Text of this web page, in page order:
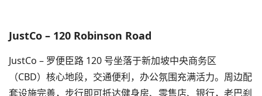
JustCo – 120 Robinson Road
JustCo – 罗便臣路 120 号坐落于新加坡中央商务区
（CBD）核心地段，交通便利，办公氛围充满活力。周边配
套设施完善，步行即可抵达健身房、零售店、银行，老巴刹